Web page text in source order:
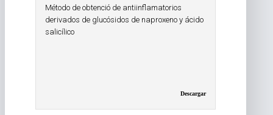
Método de obtenció de antiinflamatorios
derivados de glucósidos de naproxeno y ácido
salicílico
Descargar